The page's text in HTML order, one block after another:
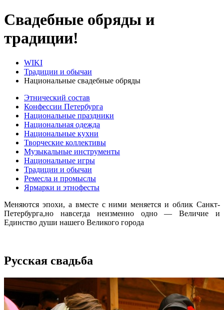
Свадебные обряды и
традиции!
WIKI
Традиции и обычаи
Национальные свадебные обряды
Этнический состав
Конфессии Петербурга
Национальные праздники
Национальная одежда
Национальные кухни
Творческие коллективы
Музыкальные инструменты
Национальные игры
Традиции и обычаи
Ремесла и промыслы
Ярмарки и этнофесты
Меняются эпохи, а вместе с ними меняется и облик Санкт-
Петербурга,но навсегда неизменно одно — Величие и
Единство души нашего Великого города
Русская свадьба